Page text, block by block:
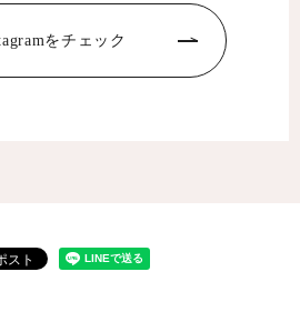
をチェック